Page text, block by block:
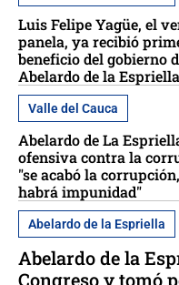
Luis Felipe Yagüe, el
panela, ya recibió
beneficio del gobierno
Abelardo de la Espriella
Valle del Cauca
Abelardo de La
ofensiva contra la
"se acabó la
habrá impunidad"
Abelardo de la Espriella
Abelardo de la
Congreso y tomó